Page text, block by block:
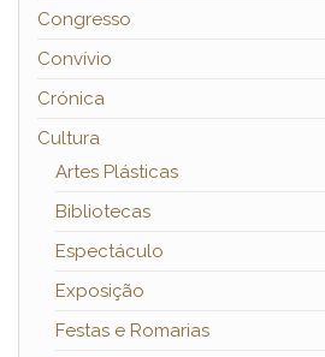
Congresso
Convívio
Crónica
Cultura
Artes Plásticas
Bibliotecas
Espectáculo
Exposição
Festas e Romarias